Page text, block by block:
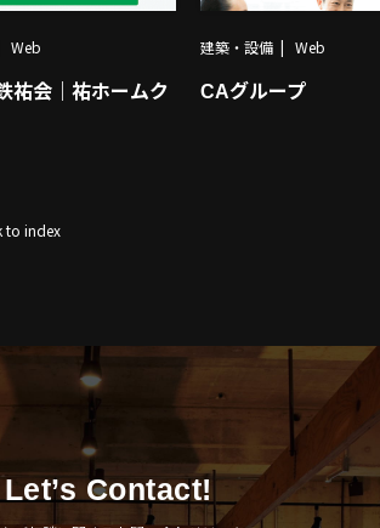
Web
祐会｜祐ホームク
建築・設備 Web
CAグループ
to index
Let’s Contact!